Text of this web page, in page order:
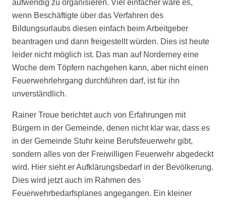
aufwendig zu organisieren. Viel einfacher wäre es,
wenn Beschäftigte über das Verfahren des
Bildungsurlaubs diesen einfach beim Arbeitgeber
beantragen und dann freigestellt würden. Dies ist heute
leider nicht möglich ist. Das man auf Norderney eine
Woche dem Töpfern nachgehen kann, aber nicht einen
Feuerwehrlehrgang durchführen darf, ist für ihn
unverständlich.
Rainer Troue berichtet auch von Erfahrungen mit
Bürgern in der Gemeinde, denen nicht klar war, dass es
in der Gemeinde Stuhr keine Berufsfeuerwehr gibt,
sondern alles von der Freiwilligen Feuerwehr abgedeckt
wird. Hier sieht er Aufklärungsbedarf in der Bevölkerung.
Dies wird jetzt auch im Rahmen des
Feuerwehrbedarfsplanes angegangen. Ein kleiner